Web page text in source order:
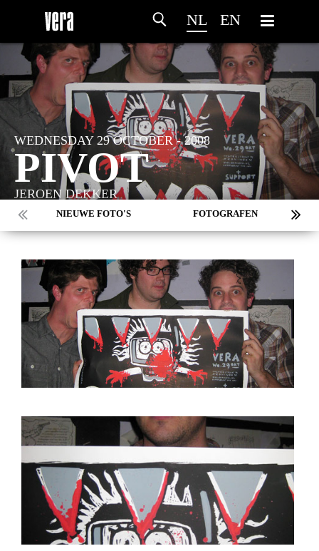
NL EN
WEDNESDAY 29 OCTOBER - 2008
PIVOT
JEROEN DEKKER
NIEUWE FOTO'S FOTOGRAFEN
MARC DE KROSSE
PEER
MISCHA VEENEMA
JEROEN DEKKER
BOB DE VRIES
RICHARD POSTMA
SASKIA LUDDEN
ANNA HIEP
MARTSEN HUT
ARSEN TSKHAY
ESTHER
ELINE KAMMINGA
KAREN SAAMAN
ARNOUD HEIKENS